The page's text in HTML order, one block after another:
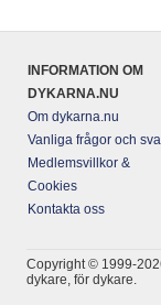
INFORMATION OM
DYKARNA.NU
Om dykarna.nu
Vanliga frågor och
Medlemsvillkor &
Cookies
Kontakta oss
Copyright © 1999-
dykare, för dykare.